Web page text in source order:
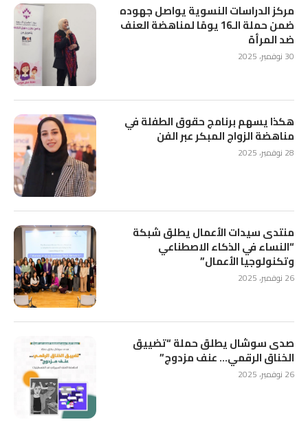
مركز الدراسات النسوية يواصل جهوده
ضمن حملة الـ16 يومًا لمناهضة العنف
ضد المرأة
30 نوفمبر، 2025
هكذا يسهم برنامج حقوق الطفلة في
مناهضة الزواج المبكر عبر الفن
28 نوفمبر، 2025
منتدى سيدات الأعمال يطلق شبكة
“النساء في الذكاء الاصطناعي
وتكنولوجيا الأعمال”
26 نوفمبر، 2025
صدى سوشال يطلق حملة “تضييق
الخناق الرقمي… عنف مزدوج”
26 نوفمبر، 2025